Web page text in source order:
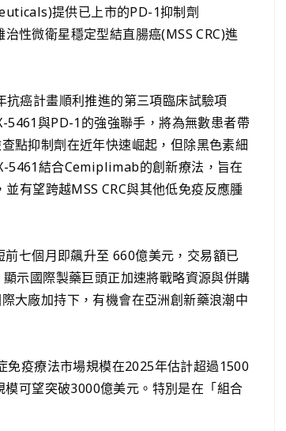
提供已上市的PD-1抑制劑
性微衛星穩定型結直腸癌(MSS CRC)進
癌計畫順利推進的第三項臨床試驗項
5461與PD-1的強強聯手，將為無數患者帶
點抑制劑在近年快速崛起，但除黑色素細
5461結合Cemiplimab的創新療法，旨在
有望跨越MSS CRC與其他低免疫反應腫
七個月即飆升至 660億美元，交易額已
示國際製藥巨頭正加速將戰略資源與併購
大廠加持下，有機會在亞洲創新藥浪潮中
疫療法市場規模在2025年估計超過1500
可望突破3000億美元。特別是在「組合